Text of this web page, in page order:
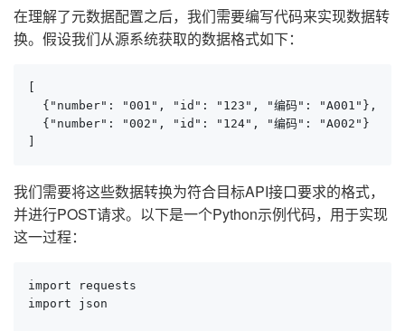
在理解了元数据配置之后，我们需要编写代码来实现数据转
换。假设我们从源系统获取的数据格式如下：
[
  {"number": "001", "id": "123", "编码": "A001"},
  {"number": "002", "id": "124", "编码": "A002"}
]
我们需要将这些数据转换为符合目标API接口要求的格式，
并进行POST请求。以下是一个Python示例代码，用于实现
这一过程：
import requests
import json